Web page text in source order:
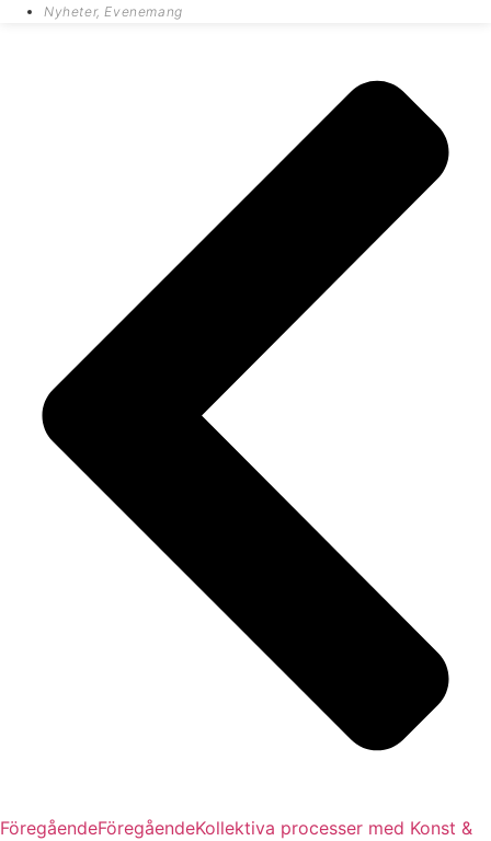
Nyheter, Evenemang
FöregåendeFöregåendeKollektiva processer med Konst &